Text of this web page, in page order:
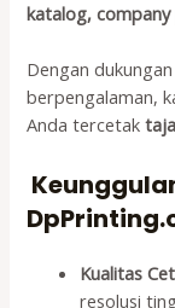
katalog,
Dengan
berpengalaman,
Anda tercetak
Kualitas
resolusi